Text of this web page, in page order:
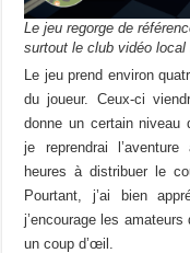
Le jeu regorge de
surtout le club vidéo local
Le jeu prend environ
du joueur. Ceux-ci
donne un certain niveau
je reprendrai
heures à distribuer le
Pourtant, j’ai bien
j’encourage les
un coup d’œil.